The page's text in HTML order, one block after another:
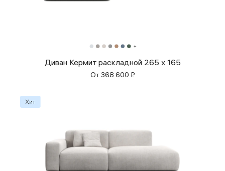
Диван Кермит раскладной 265 x 165
От368 600 ₽